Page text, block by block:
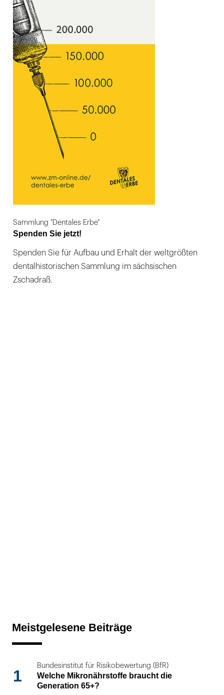
Sammlung "Dentales Erbe"
Spenden Sie jetzt!
Spenden Sie für Aufbau und Erhalt der weltgrößten
dentalhistorischen Sammlung im sächsischen
Zschadraß.
Meistgelesene Beiträge
1
Bundesinstitut für Risikobewertung (BfR)
Welche Mikronährstoffe braucht die
Generation 65+?